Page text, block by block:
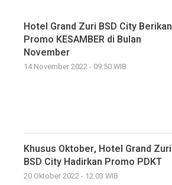
Hotel Grand Zuri BSD City Berikan
Promo KESAMBER di Bulan
November
14 November 2022 - 09:50 WIB
Khusus Oktober, Hotel Grand Zuri
BSD City Hadirkan Promo PDKT
20 Oktober 2022 - 12:03 WIB